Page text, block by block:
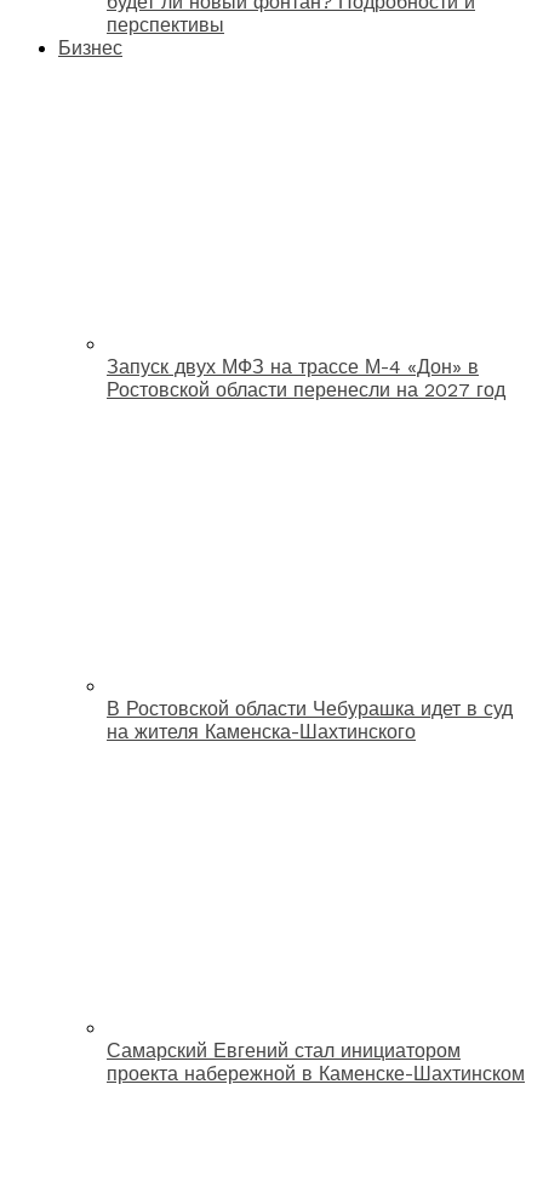
перспективы
Бизнес
Запуск двух МФЗ на трассе М-4 «Дон» в
Ростовской области перенесли на 2027 год
В Ростовской области Чебурашка идет в суд
на жителя Каменска-Шахтинского
Самарский Евгений стал инициатором
проекта набережной в Каменске-Шахтинском